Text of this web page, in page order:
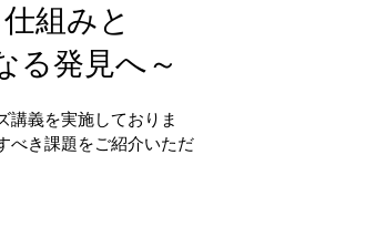
組みと
る発見へ～
講義を実施しておりま
べき課題をご紹介いただ